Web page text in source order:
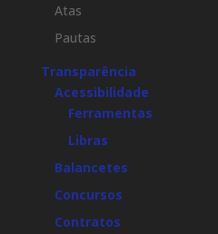
Atas
Pautas
Transparência
Acessibilidade
Ferramentas
Libras
Balancetes
Concursos
Contratos